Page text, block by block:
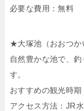
必要な費用：無料
★大塚池（おおつか
自然豊かな池で、
す。
おすすめの観光時期
アクセス方法：JR